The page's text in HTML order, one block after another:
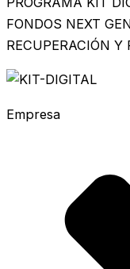
FONDOS NEXT
RECUPERACIÓN Y
Empresa